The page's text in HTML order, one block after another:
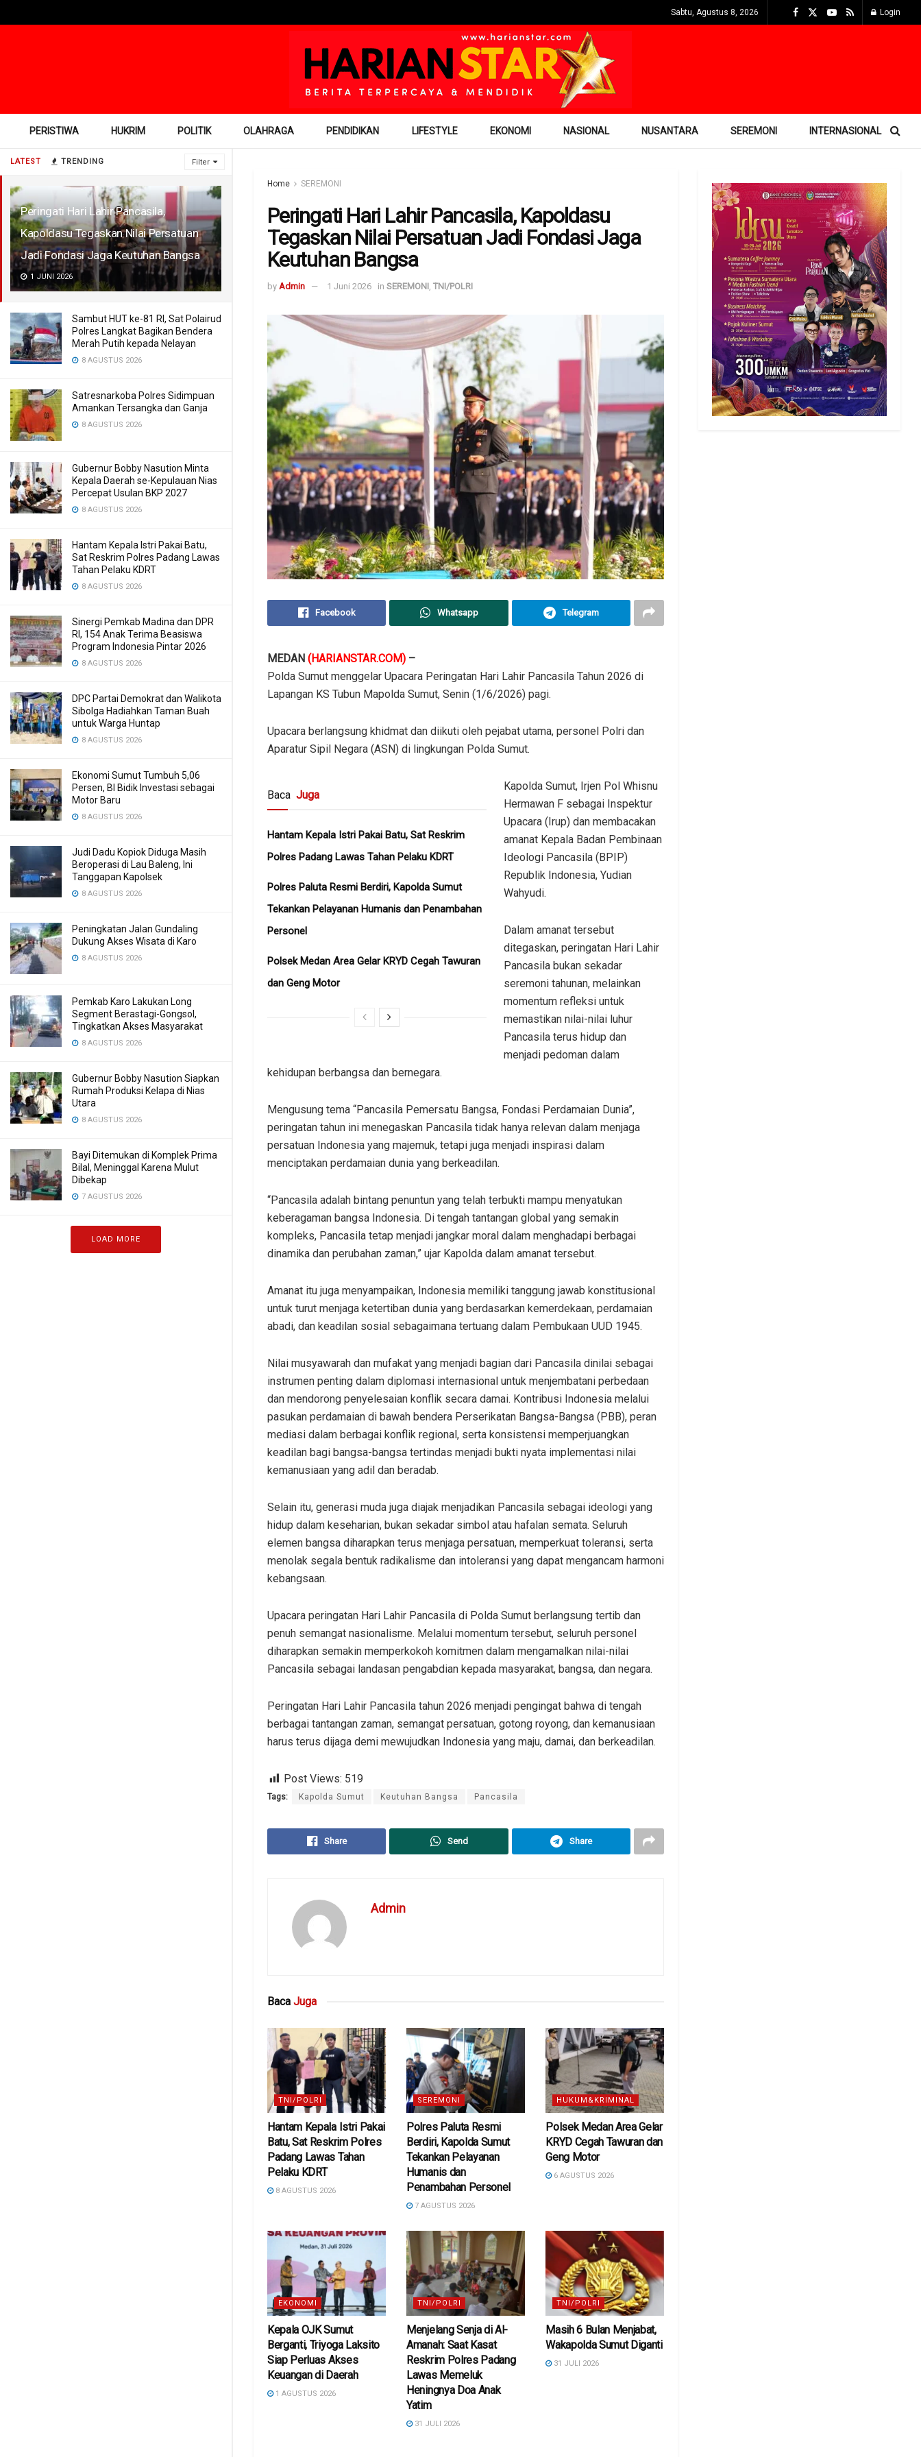
LATEST TRENDING Filter
Peringati Hari Lahir Pancasila,
Kapoldasu Tegaskan Nilai Persatuan
Jadi Fondasi Jaga Keutuhan Bangsa
1 JUNI 2026
Sambut HUT ke-81 RI, Sat Polairud
Polres Langkat Bagikan Bendera
Merah Putih kepada Nelayan
8 AGUSTUS 2026
Satresnarkoba Polres Sidimpuan
Amankan Tersangka dan Ganja
8 AGUSTUS 2026
Gubernur Bobby Nasution Minta
Kepala Daerah se-Kepulauan Nias
Percepat Usulan BKP 2027
8 AGUSTUS 2026
Hantam Kepala Istri Pakai Batu,
Sat Reskrim Polres Padang Lawas
Tahan Pelaku KDRT
8 AGUSTUS 2026
Sinergi Pemkab Madina dan DPR
RI, 154 Anak Terima Beasiswa
Program Indonesia Pintar 2026
8 AGUSTUS 2026
DPC Partai Demokrat dan Walikota
Sibolga Hadiahkan Taman Buah
untuk Warga Huntap
8 AGUSTUS 2026
Ekonomi Sumut Tumbuh 5,06
Persen, BI Bidik Investasi sebagai
Motor Baru
8 AGUSTUS 2026
Judi Dadu Kopiok Diduga Masih
Beroperasi di Lau Baleng, Ini
Tanggapan Kapolsek
8 AGUSTUS 2026
Peningkatan Jalan Gundaling
Dukung Akses Wisata di Karo
8 AGUSTUS 2026
Pemkab Karo Lakukan Long
Segment Berastagi-Gongsol,
Tingkatkan Akses Masyarakat
8 AGUSTUS 2026
Gubernur Bobby Nasution Siapkan
Rumah Produksi Kelapa di Nias
Utara
8 AGUSTUS 2026
Bayi Ditemukan di Komplek Prima
Bilal, Meninggal Karena Mulut
Dibekap
7 AGUSTUS 2026
LOAD MORE
Sabtu, Agustus 8, 2026 Login
PERISTIWA HUKRIM POLITIK OLAHRAGA PENDIDIKAN LIFESTYLE EKONOMI NASIONAL NUSANTARA SEREMONI INTERNASIONAL
Home SEREMONI
Peringati Hari Lahir Pancasila, Kapoldasu
Tegaskan Nilai Persatuan Jadi Fondasi Jaga
Keutuhan Bangsa
by Admin 1 Juni 2026 in SEREMONI, TNI/POLRI
Facebook Whatsapp Telegram
MEDAN (HARIANSTAR.COM) –
Polda Sumut menggelar Upacara Peringatan Hari Lahir Pancasila Tahun 2026 di
Lapangan KS Tubun Mapolda Sumut, Senin (1/6/2026) pagi.
Upacara berlangsung khidmat dan diikuti oleh pejabat utama, personel Polri dan
Aparatur Sipil Negara (ASN) di lingkungan Polda Sumut.
Baca Juga
Hantam Kepala Istri Pakai Batu, Sat Reskrim
Polres Padang Lawas Tahan Pelaku KDRT
Polres Paluta Resmi Berdiri, Kapolda Sumut
Tekankan Pelayanan Humanis dan Penambahan
Personel
Polsek Medan Area Gelar KRYD Cegah Tawuran
dan Geng Motor
Kapolda Sumut, Irjen Pol Whisnu
Hermawan F sebagai Inspektur
Upacara (Irup) dan membacakan
amanat Kepala Badan Pembinaan
Ideologi Pancasila (BPIP)
Republik Indonesia, Yudian
Wahyudi.
Dalam amanat tersebut
ditegaskan, peringatan Hari Lahir
Pancasila bukan sekadar
seremoni tahunan, melainkan
momentum refleksi untuk
memastikan nilai-nilai luhur
Pancasila terus hidup dan
menjadi pedoman dalam
kehidupan berbangsa dan bernegara.
Mengusung tema “Pancasila Pemersatu Bangsa, Fondasi Perdamaian Dunia”,
peringatan tahun ini menegaskan Pancasila tidak hanya relevan dalam menjaga
persatuan Indonesia yang majemuk, tetapi juga menjadi inspirasi dalam
menciptakan perdamaian dunia yang berkeadilan.
“Pancasila adalah bintang penuntun yang telah terbukti mampu menyatukan
keberagaman bangsa Indonesia. Di tengah tantangan global yang semakin
kompleks, Pancasila tetap menjadi jangkar moral dalam menghadapi berbagai
dinamika dan perubahan zaman,” ujar Kapolda dalam amanat tersebut.
Amanat itu juga menyampaikan, Indonesia memiliki tanggung jawab konstitusional
untuk turut menjaga ketertiban dunia yang berdasarkan kemerdekaan, perdamaian
abadi, dan keadilan sosial sebagaimana tertuang dalam Pembukaan UUD 1945.
Nilai musyawarah dan mufakat yang menjadi bagian dari Pancasila dinilai sebagai
instrumen penting dalam diplomasi internasional untuk menjembatani perbedaan
dan mendorong penyelesaian konflik secara damai. Kontribusi Indonesia melalui
pasukan perdamaian di bawah bendera Perserikatan Bangsa-Bangsa (PBB), peran
mediasi dalam berbagai konflik regional, serta konsistensi memperjuangkan
keadilan bagi bangsa-bangsa tertindas menjadi bukti nyata implementasi nilai
kemanusiaan yang adil dan beradab.
Selain itu, generasi muda juga diajak menjadikan Pancasila sebagai ideologi yang
hidup dalam keseharian, bukan sekadar simbol atau hafalan semata. Seluruh
elemen bangsa diharapkan terus menjaga persatuan, memperkuat toleransi, serta
menolak segala bentuk radikalisme dan intoleransi yang dapat mengancam harmoni
kebangsaan.
Upacara peringatan Hari Lahir Pancasila di Polda Sumut berlangsung tertib dan
penuh semangat nasionalisme. Melalui momentum tersebut, seluruh personel
diharapkan semakin memperkokoh komitmen dalam mengamalkan nilai-nilai
Pancasila sebagai landasan pengabdian kepada masyarakat, bangsa, dan negara.
Peringatan Hari Lahir Pancasila tahun 2026 menjadi pengingat bahwa di tengah
berbagai tantangan zaman, semangat persatuan, gotong royong, dan kemanusiaan
harus terus dijaga demi mewujudkan Indonesia yang maju, damai, dan berkeadilan.
Post Views: 519
Tags: Kapolda Sumut Keutuhan Bangsa Pancasila
Share Send Share
Admin
Baca Juga
TNI/POLRI
Hantam Kepala Istri Pakai
Batu, Sat Reskrim Polres
Padang Lawas Tahan
Pelaku KDRT
8 AGUSTUS 2026
SEREMONI
Polres Paluta Resmi
Berdiri, Kapolda Sumut
Tekankan Pelayanan
Humanis dan
Penambahan Personel
7 AGUSTUS 2026
HUKUM&KRIMINAL
Polsek Medan Area Gelar
KRYD Cegah Tawuran dan
Geng Motor
6 AGUSTUS 2026
EKONOMI
Kepala OJK Sumut
Berganti, Triyoga Laksito
Siap Perluas Akses
Keuangan di Daerah
1 AGUSTUS 2026
TNI/POLRI
Menjelang Senja di Al-
Amanah: Saat Kasat
Reskrim Polres Padang
Lawas Memeluk
Heningnya Doa Anak
Yatim
31 JULI 2026
TNI/POLRI
Masih 6 Bulan Menjabat,
Wakapolda Sumut Diganti
31 JULI 2026